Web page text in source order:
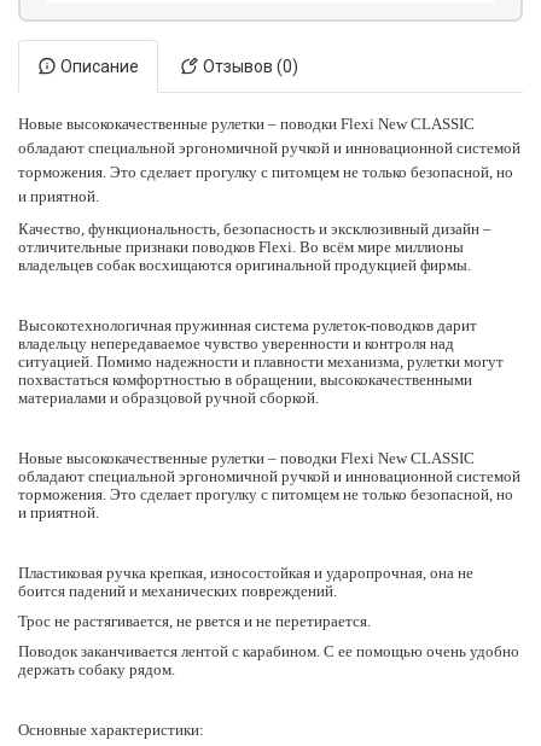
Описание Отзывов (0)
Новые высококачественные рулетки – поводки Flexi New CLASSIC
обладают специальной эргономичной ручкой и инновационной системой
торможения. Это сделает прогулку с питомцем не только безопасной, но
и приятной.
Качество, функциональность, безопасность и эксклюзивный дизайн –
отличительные признаки поводков Flexi. Во всём мире миллионы
владельцев собак восхищаются оригинальной продукцией фирмы.
Высокотехнологичная пружинная система рулеток-поводков дарит
владельцу непередаваемое чувство уверенности и контроля над
ситуацией. Помимо надежности и плавности механизма, рулетки могут
похвастаться комфортностью в обращении, высококачественными
материалами и образцовой ручной сборкой.
Новые высококачественные рулетки – поводки Flexi New CLASSIC
обладают специальной эргономичной ручкой и инновационной системой
торможения. Это сделает прогулку с питомцем не только безопасной, но
и приятной.
Пластиковая ручка крепкая, износостойкая и ударопрочная, она не
боится падений и механических повреждений.
Трос не растягивается, не рвется и не перетирается.
Поводок заканчивается лентой с карабином. С ее помощью очень удобно
держать собаку рядом.
Основные характеристики: